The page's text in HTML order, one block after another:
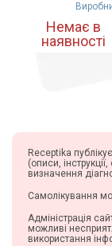
Немає в
наявності
Receptika
(описи,
визначення
Самолікування
Адміністрація
можливі
використання